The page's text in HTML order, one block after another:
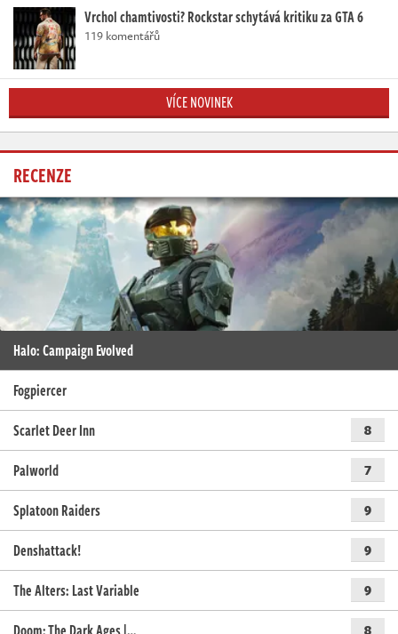
Vrchol chamtivosti? Rockstar schytává kritiku za GTA 6
119 komentářů
VÍCE NOVINEK
RECENZE
Halo: Campaign Evolved
Fogpiercer
Scarlet Deer Inn
8
Palworld 7
Splatoon Raiders 9
Denshattack! 9
The Alters: Last Variable 9
8